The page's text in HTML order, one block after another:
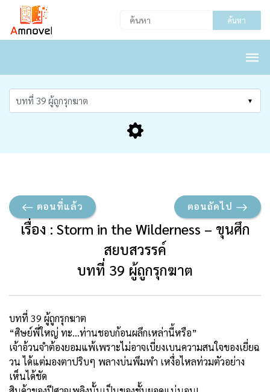
ค้นหา
ตอนที่แล้ว ตอนถัดไป
เรื่อง : Storm in the Wilderness – ขุนศึก
สยบสวรรค์
บทที่ 39 ผู้ถูกรุกฆาต
บทที่ 39 ผู้ถูกรุกฆาต
“ศิษย์พี่ใหญ่ ทะ...ท่านชอบก้อนผลึกเหล่านี้หรือ”
เจ้าอ้วนจำต้องยอมแพ้เพราะไม่อาจเบี่ยงเบนความสนใจของเยี่ยฉ
วน ได้แต่มองตาปริบๆ พลางบ่นพึมพำ เหงื่อไหลท่วมตัวอย่าง
เห็นได้ชัด